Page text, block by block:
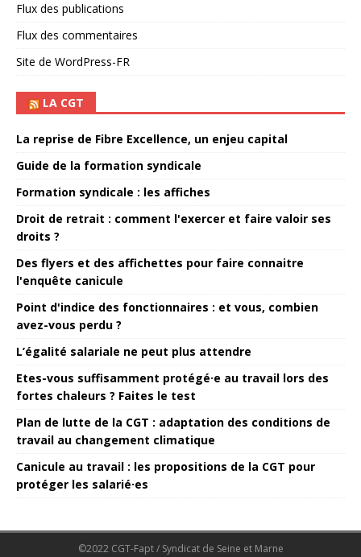
Flux des publications
Flux des commentaires
Site de WordPress-FR
LA CGT
La reprise de Fibre Excellence, un enjeu capital
Guide de la formation syndicale
Formation syndicale : les affiches
Droit de retrait : comment l'exercer et faire valoir ses
droits ?
Des flyers et des affichettes pour faire connaitre
l'enquête canicule
Point d'indice des fonctionnaires : et vous, combien
avez-vous perdu ?
L’égalité salariale ne peut plus attendre
Etes-vous suffisamment protégé·e au travail lors des
fortes chaleurs ? Faites le test
Plan de lutte de la CGT : adaptation des conditions de
travail au changement climatique
Canicule au travail : les propositions de la CGT pour
protéger les salarié·es
©2022 CGT-Fapt / Syndicat de Seine et Marne